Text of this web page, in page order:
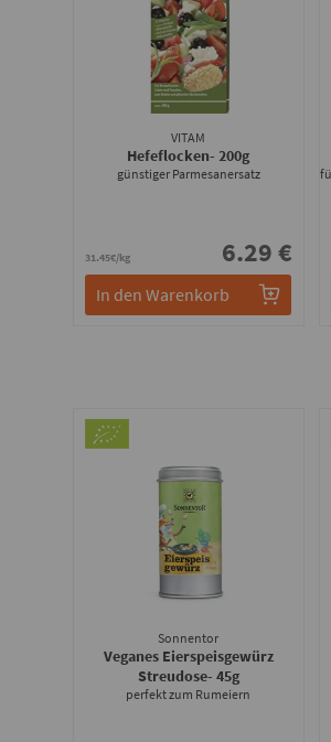
VITAM
Hefeflocken- 200g
günstiger Parmesanersatz
31.45€/kg 6.29 €
In den Warenkorb
Sonnentor
Veganes Eierspeisgewürz
Streudose- 45g
perfekt zum Rumeiern